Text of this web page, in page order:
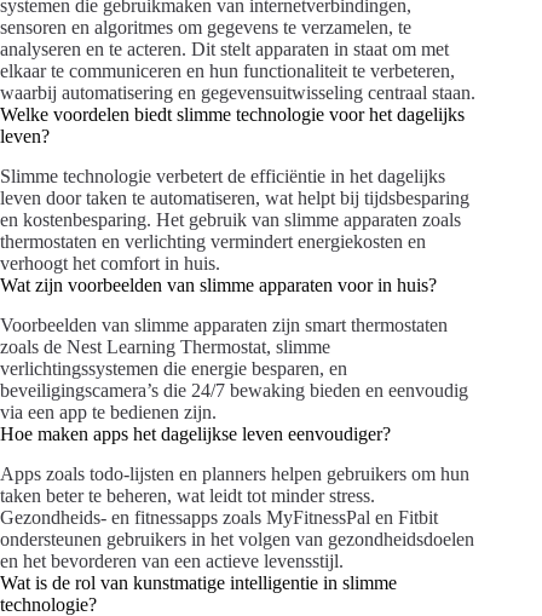
systemen die gebruikmaken van internetverbindingen,
sensoren en algoritmes om gegevens te verzamelen, te
analyseren en te acteren. Dit stelt apparaten in staat om met
elkaar te communiceren en hun functionaliteit te verbeteren,
waarbij automatisering en gegevensuitwisseling centraal staan.
Welke voordelen biedt slimme technologie voor het dagelijks
leven?
Slimme technologie verbetert de efficiëntie in het dagelijks
leven door taken te automatiseren, wat helpt bij tijdsbesparing
en kostenbesparing. Het gebruik van slimme apparaten zoals
thermostaten en verlichting vermindert energiekosten en
verhoogt het comfort in huis.
Wat zijn voorbeelden van slimme apparaten voor in huis?
Voorbeelden van slimme apparaten zijn smart thermostaten
zoals de Nest Learning Thermostat, slimme
verlichtingssystemen die energie besparen, en
beveiligingscamera’s die 24/7 bewaking bieden en eenvoudig
via een app te bedienen zijn.
Hoe maken apps het dagelijkse leven eenvoudiger?
Apps zoals todo-lijsten en planners helpen gebruikers om hun
taken beter te beheren, wat leidt tot minder stress.
Gezondheids- en fitnessapps zoals MyFitnessPal en Fitbit
ondersteunen gebruikers in het volgen van gezondheidsdoelen
en het bevorderen van een actieve levensstijl.
Wat is de rol van kunstmatige intelligentie in slimme
technologie?